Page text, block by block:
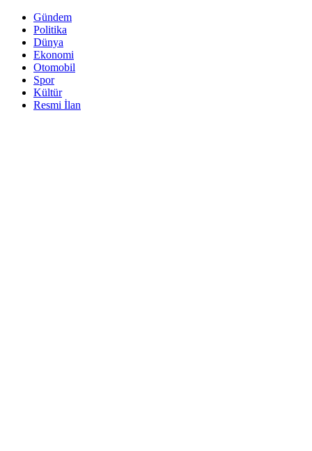
Gündem
Politika
Dünya
Ekonomi
Otomobil
Spor
Kültür
Resmi İlan